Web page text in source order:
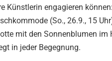
Künstlerin engagieren
(So., 26.9., 15
mit den Sonnenblumen im
in jeder Begegnung.